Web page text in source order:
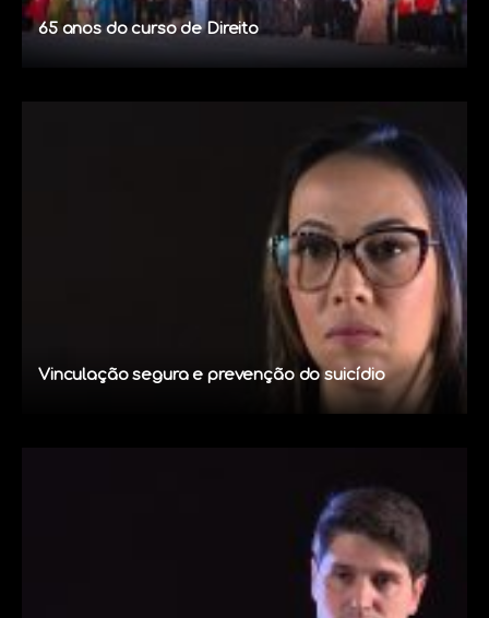
65 anos do curso de Direito
Vinculação segura e prevenção do suicídio